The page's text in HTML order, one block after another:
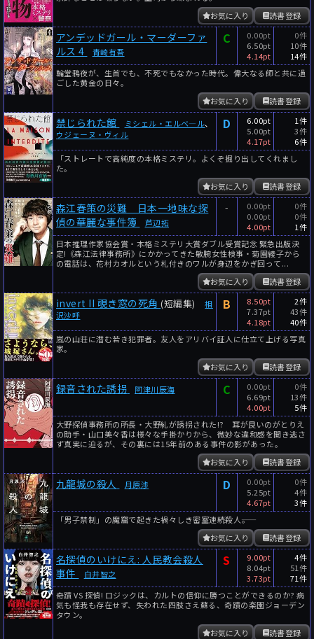
読書登録
お気に入り
アンデッドガール・マーダーファ
ルス 4
青崎有吾
C
0.00pt
6.50pt
4.14pt
0件
10件
14件
輪堂鴉夜が、生首でも、不死でもなかった時代。偉大なる師と共に過
ごした黄金の日々。
読書登録
お気に入り
禁じられた館 ミシェル・エルベ―ル、
ウジェーヌ・ヴィル
D
6.00pt
5.00pt
4.17pt
1件
3件
6件
「ストレートで高純度の本格ミステリ。よくぞ掘り出してくれまし
た。
読書登録
お気に入り
森江春策の災難 日本一地味な探
偵の華麗な事件簿
芦辺拓
-
0.00pt
0.00pt
4.00pt
0件
0件
1件
日本推理作家協会賞・本格ミステリ大賞ダブル受賞記念 緊急出版決
定!《森江法律事務所》にかかってきた敏腕女性検事・菊園綾子から
の電話は、花村カオルという札付きのワルが身辺をかぎ回って...
読書登録
お気に入り
invert II 覗き窓の死角 (短編集)
相
沢沙呼
B
8.50pt
7.37pt
4.18pt
2件
43件
40件
嵐の山荘に潜む若き犯罪者。友人をアリバイ証人に仕立て上げる写真
家。
読書登録
お気に入り
録音された誘拐 阿津川辰海 C
0.00pt
6.69pt
4.00pt
0件
13件
5件
大野探偵事務所の所長・大野糺が誘拐された!? 耳が良いのがとりえ
の助手・山口美々香は様々な手掛かりから、微妙な違和感を聞き逃さ
ず真実に迫るが、その裏には15年前のある事件の影があった。
読書登録
お気に入り
九龍城の殺人 月原渉 D
0.00pt
5.25pt
4.67pt
0件
4件
3件
「男子禁制」の魔窟で起きた禍々しき密室連続殺人――。
読書登録
お気に入り
名探偵のいけにえ: 人民教会殺人
事件
白井智之
S
9.00pt
8.04pt
3.73pt
4件
51件
71件
奇蹟 VS 探偵! ロジックは、カルトの信仰に勝つことができるのか? 病
気も怪我も存在せず、失われた四肢さえ蘇る、奇蹟の楽園ジョーデン
タウン。
読書登録
お気に入り